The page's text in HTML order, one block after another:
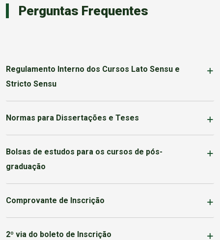
Perguntas Frequentes
Regulamento Interno dos Cursos Lato Sensu e
Stricto Sensu
Normas para Dissertações e Teses
Bolsas de estudos para os cursos de pós-
graduação
Comprovante de Inscrição
2º via do boleto de Inscrição